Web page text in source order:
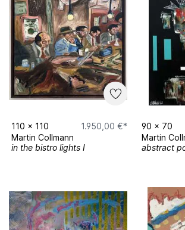
Ausstellung ausgewählter
Vitrinengallerie Osnabrück
vormorgen, Kunstverein
Contra, Lutherhaus
Schauräume, Kesselbrink
ausgezeichnet mit BBK
Gedankensplitter,
(2019)
110 x 110
1.950,00 €*
Martin Collmann
in the bistro lights I
90 x 70
Martin